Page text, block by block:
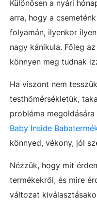
Különösen a nyári
arra, hogy a
folyamán, ilyenkor
nagy kánikula. Főleg
könnyen meg tudnak
Ha viszont nem
testhőmérsékletük,
probléma
Baby Inside
könnyed, vékony, jól
Nézzük, hogy mit
termékekről, és mire
változat